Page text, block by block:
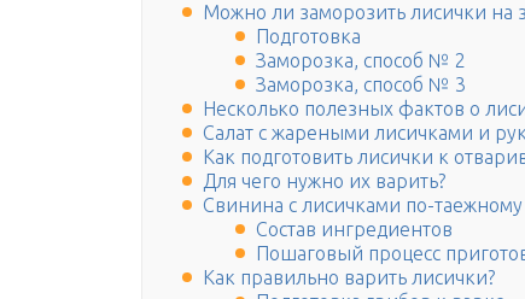
Можно ли заморозить лисички на
Подготовка
Заморозка, способ № 2
Заморозка, способ № 3
Несколько полезных фактов о
Салат с жареными лисичками и
Как подготовить лисички к
Для чего нужно их варить?
Свинина с лисичками по-таежному
Состав ингредиентов
Пошаговый процесс
Как правильно варить лисички?